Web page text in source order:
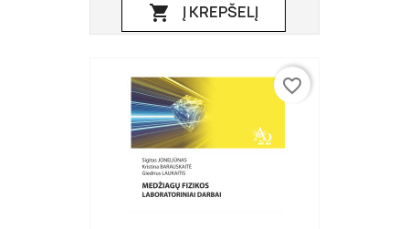
 Į KREPŠELĮ
favorite_border